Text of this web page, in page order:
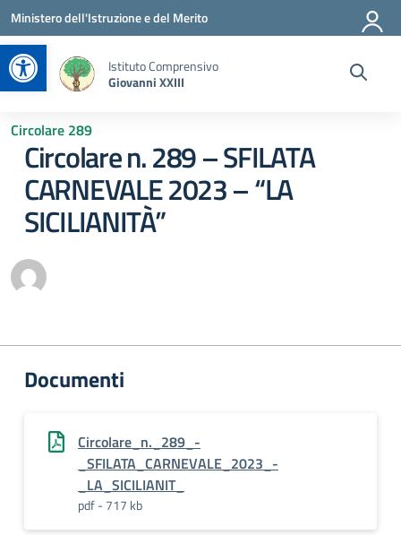
Apri la barra degli strumenti
Vai ai contenuti
Vai al menu di navigazione
Vai al footer
Ministero dell'Istruzione e del Merito
Istituto Comprensivo
Giovanni XXIII
Circolare 289
Circolare n. 289 – SFILATA
CARNEVALE 2023 – “LA
SICILIANITÀ”
Documenti
Circolare_n._289_-
_SFILATA_CARNEVALE_2023_-
_LA_SICILIANIT_
pdf - 717 kb